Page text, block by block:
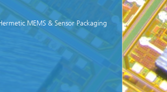
MEMS & Sensor Packaging